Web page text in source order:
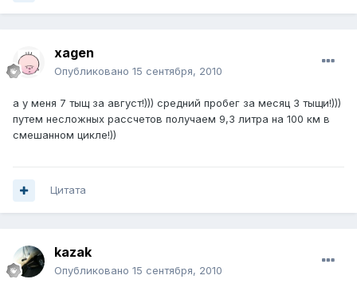
xagen
Опубликовано 15 сентября, 2010
а у меня 7 тыщ за август!))) средний пробег за месяц 3 тыщи!)))
путем несложных рассчетов получаем 9,3 литра на 100 км в
смешанном цикле!))
Цитата
kazak
Опубликовано 15 сентября, 2010